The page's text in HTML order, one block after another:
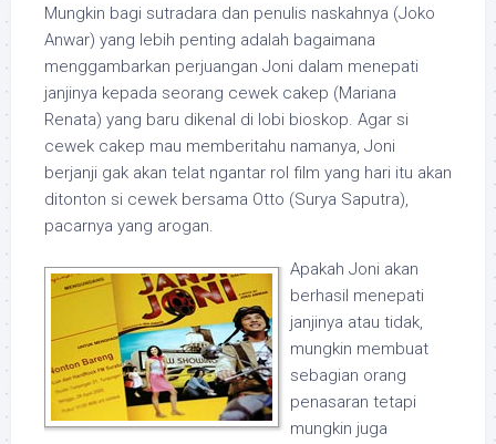
Mungkin bagi sutradara dan penulis naskahnya (Joko
Anwar) yang lebih penting adalah bagaimana
menggambarkan perjuangan Joni dalam menepati
janjinya kepada seorang cewek cakep (Mariana
Renata) yang baru dikenal di lobi bioskop. Agar si
cewek cakep mau memberitahu namanya, Joni
berjanji gak akan telat ngantar rol film yang hari itu akan
ditonton si cewek bersama Otto (Surya Saputra),
pacarnya yang arogan.
Apakah Joni akan
berhasil menepati
janjinya atau tidak,
mungkin membuat
sebagian orang
penasaran tetapi
mungkin juga